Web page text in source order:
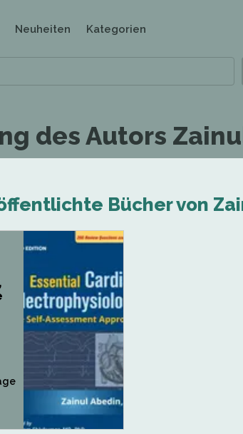
Neuheiten Kategorien
des Autors
Bücher von